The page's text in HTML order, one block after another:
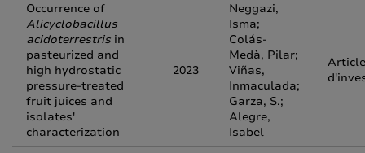
Occurrence of
Alicyclobacillus
acidoterrestris in
pasteurized and
high hydrostatic
pressure-treated
fruit juices and
isolates'
characterization
2023
Neggazi,
Isma;
Colás-
Medà, Pilar;
Viñas,
Inmaculada;
Garza, S.;
Alegre,
Isabel
Article